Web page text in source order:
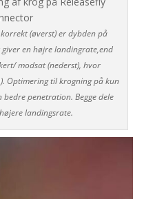
(øverst) er dybden på
en højre landingrate,end
modsat (nederst), hvor
Optimering til krogning på kun
bedre penetration. Begge dele
landingsrate.